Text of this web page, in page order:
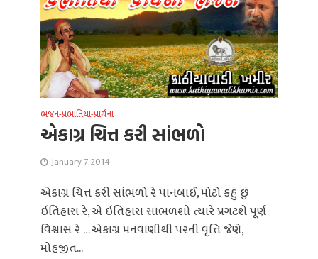
ભજન-પ્રભાતિયા-પ્રાર્થના
એકાગ્ર ચિત્ત કરી સાંભળો
January 7, 2014
એકાગ્ર ચિત્ત કરી સાંભળો રે પાનબાઈ, મોટો કહું છું
ઇતિહાસ રે, એ ઇતિહાસ સાંભળશો ત્યારે પ્રગટશે પૂર્ણ
વિશ્વાસ રે … એકાગ્ર મનવાણીથી પરની વૃત્તિ જેણે,
મોહજીત...